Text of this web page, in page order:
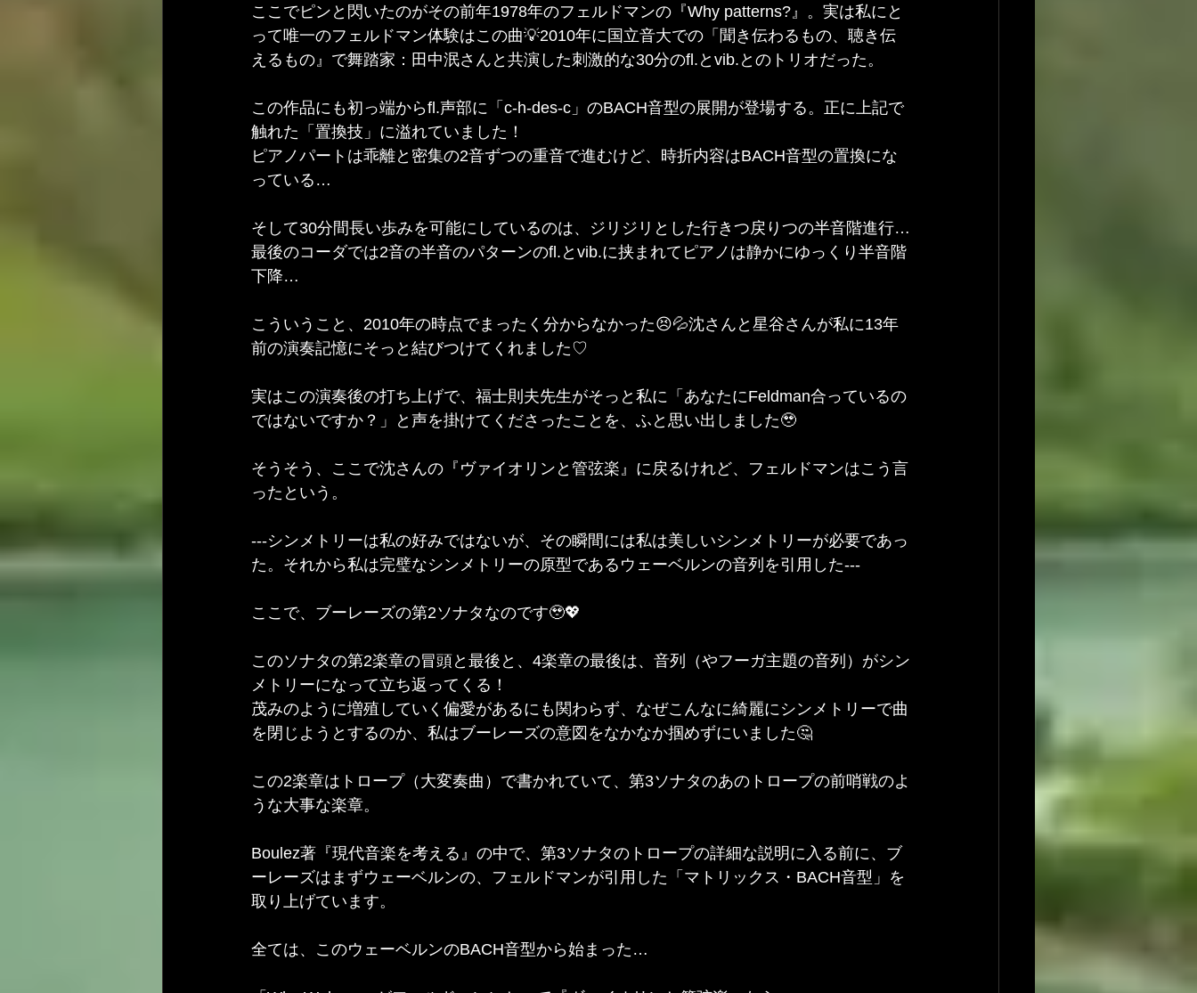
ここでピンと閃いたのがその前年1978年のフェルドマンの『Why patterns?』。実は私にと
って唯一のフェルドマン体験はこの曲💡2010年に国立音大での「聞き伝わるもの、聴き伝
えるもの』で舞踏家：田中泯さんと共演した刺激的な30分のfl.とvib.とのトリオだった。
この作品にも初っ端からfl.声部に「c-h-des-c」のBACH音型の展開が登場する。正に上記で
触れた「置換技」に溢れていました！
ピアノパートは乖離と密集の2音ずつの重音で進むけど、時折内容はBACH音型の置換にな
っている…
そして30分間長い歩みを可能にしているのは、ジリジリとした行きつ戻りつの半音階進行…
最後のコーダでは2音の半音のパターンのfl.とvib.に挟まれてピアノは静かにゆっくり半音階
下降…
こういうこと、2010年の時点でまったく分からなかった😣💦沈さんと星谷さんが私に13年
前の演奏記憶にそっと結びつけてくれました♡
実はこの演奏後の打ち上げで、福士則夫先生がそっと私に「あなたにFeldman合っているの
ではないですか？」と声を掛けてくださったことを、ふと思い出しました🥹
そうそう、ここで沈さんの『ヴァイオリンと管弦楽』に戻るけれど、フェルドマンはこう言
ったという。
---シンメトリーは私の好みではないが、その瞬間には私は美しいシンメトリーが必要であっ
た。それから私は完璧なシンメトリーの原型であるウェーベルンの音列を引用した---
ここで、ブーレーズの第2ソナタなのです🥹💖
このソナタの第2楽章の冒頭と最後と、4楽章の最後は、音列（やフーガ主題の音列）がシン
メトリーになって立ち返ってくる！
茂みのように増殖していく偏愛があるにも関わらず、なぜこんなに綺麗にシンメトリーで曲
を閉じようとするのか、私はブーレーズの意図をなかなか掴めずにいました🤔
この2楽章はトロープ（大変奏曲）で書かれていて、第3ソナタのあのトロープの前哨戦のよ
うな大事な楽章。
Boulez著『現代音楽を考える』の中で、第3ソナタのトロープの詳細な説明に入る前に、ブ
ーレーズはまずウェーベルンの、フェルドマンが引用した「マトリックス・BACH音型」を
取り上げています。
全ては、このウェーベルンのBACH音型から始まった…